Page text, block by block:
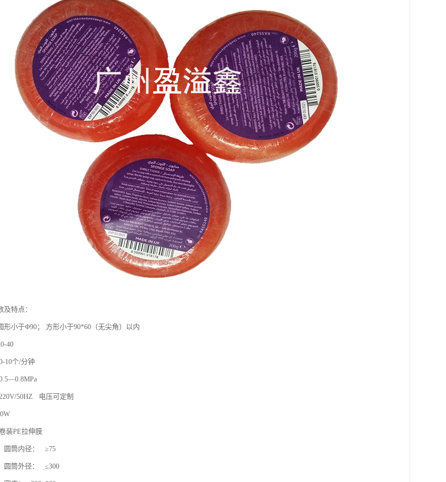
及特点：
形小于Φ90； 方形小于90*60（无尖角）以内
40
10个/分钟
50HZ 电压可定制
装PE拉伸膜
圆筒内径： ≥75
圆筒外径： ≤300